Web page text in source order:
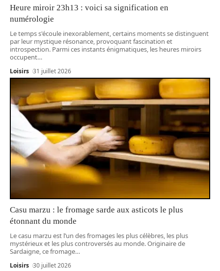
Heure miroir 23h13 : voici sa signification en
numérologie
Le temps s'écoule inexorablement, certains moments se distinguent
par leur mystique résonance, provoquant fascination et
introspection. Parmi ces instants énigmatiques, les heures miroirs
occupent…
Loisirs 31 juillet 2026
Casu marzu : le fromage sarde aux asticots le plus
étonnant du monde
Le casu marzu est l’un des fromages les plus célèbres, les plus
mystérieux et les plus controversés au monde. Originaire de
Sardaigne, ce fromage…
Loisirs 30 juillet 2026